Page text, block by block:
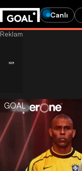
Canlı
GOAL